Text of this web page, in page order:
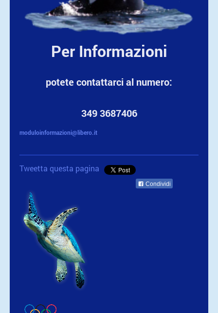
Per Informazioni
potete contattarci al numero:
349 3687406
moduloinformazioni@libero.it
Tweetta questa pagina
Condividi